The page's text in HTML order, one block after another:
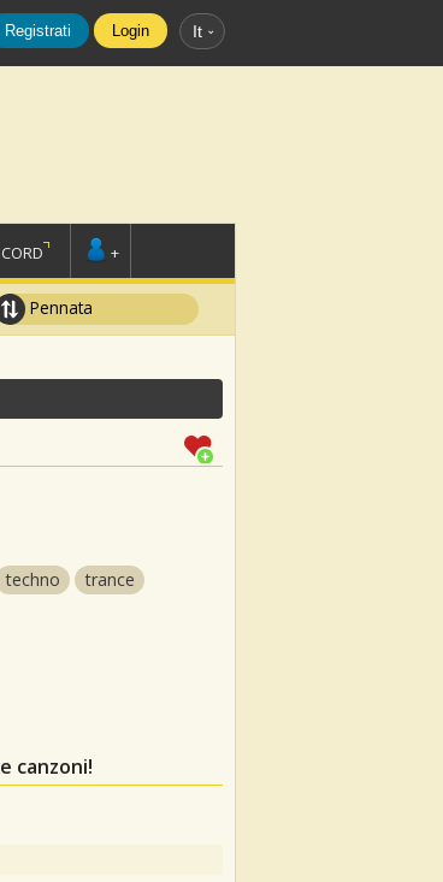
Registrati Login It
+
Pennata
techno
trance
canzoni!